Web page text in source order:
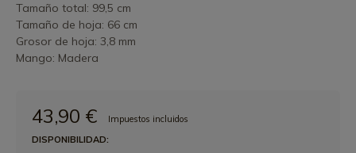
Tamaño total: 99,5 cm
Tamaño de hoja: 66 cm
Grosor de hoja: 3,8 mm
Mango: Madera
43,90 €
Impuestos incluidos
DISPONIBILIDAD: